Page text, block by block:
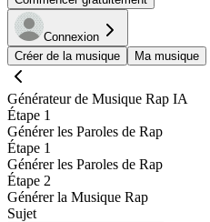
Connexion
Créer de la musique
Ma musique
Générateur de Musique Rap IA
Étape 1
Générer les Paroles de Rap
Étape 1
Générer les Paroles de Rap
Étape 2
Générer la Musique Rap
Sujet